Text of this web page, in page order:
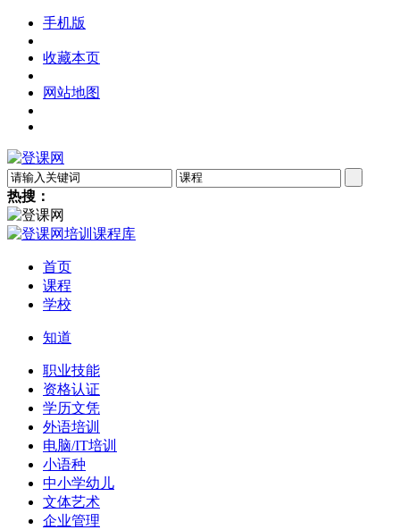
手机版
收藏本页
网站地图
热搜：
首页
课程
学校
知道
职业技能
资格认证
学历文凭
外语培训
电脑/IT培训
小语种
中小学幼儿
文体艺术
企业管理